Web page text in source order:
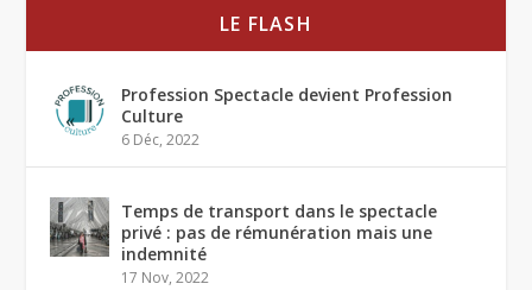
LE FLASH
Profession Spectacle devient Profession
Culture
6 Déc, 2022
Temps de transport dans le spectacle
privé : pas de rémunération mais une
indemnité
17 Nov, 2022